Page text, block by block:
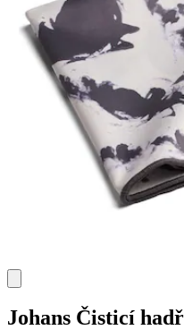
Johans Čisticí